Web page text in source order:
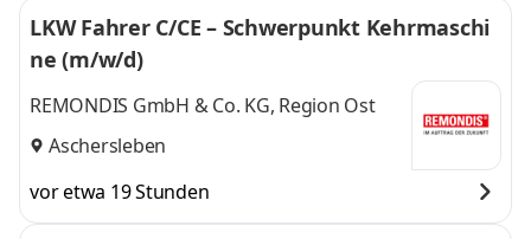
LKW Fahrer C/CE – Schwerpunkt Kehrmaschi
ne (m/w/d)
REMONDIS GmbH & Co. KG, Region Ost
Aschersleben
vor etwa 19 Stunden